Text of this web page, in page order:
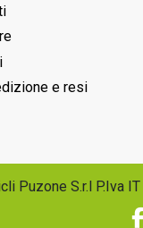
e resi
Puzone S.r.l P.Iva